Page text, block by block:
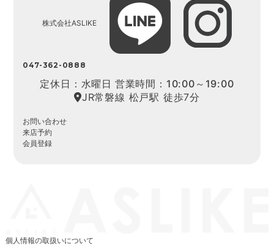
株式会社ASLIKE
047-362-0888
定休日：水曜日 営業時間：10:00～19:00
JR常磐線 松戸駅 徒歩7分
お問い合わせ
来店予約
会員登録
個人情報の取扱いについて